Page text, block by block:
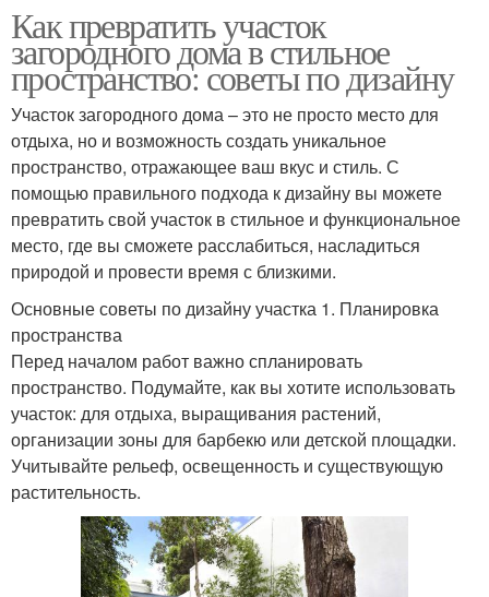
Как превратить участок
загородного дома в стильное
пространство: советы по дизайну
Участок загородного дома – это не просто место для
отдыха, но и возможность создать уникальное
пространство, отражающее ваш вкус и стиль. С
помощью правильного подхода к дизайну вы можете
превратить свой участок в стильное и функциональное
место, где вы сможете расслабиться, насладиться
природой и провести время с близкими.
Основные советы по дизайну участка 1. Планировка
пространства
Перед началом работ важно спланировать
пространство. Подумайте, как вы хотите использовать
участок: для отдыха, выращивания растений,
организации зоны для барбекю или детской площадки.
Учитывайте рельеф, освещенность и существующую
растительность.